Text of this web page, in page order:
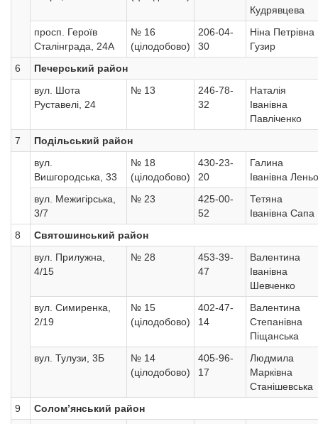
Кудрявцева
просп. Героїв
Сталінграда, 24А
№ 16
(цілодобово)
206-04-
30
Ніна Петрівна
Гузир
6
Печерський район
вул. Шота
Руставелі, 24
№ 13
246-78-
32
Наталія
Іванівна
Павліченко
7
Подільський район
вул.
Вишгородська, 33
№ 18
(цілодобово)
430-23-
20
Галина
Іванівна Леньо
вул. Межигірська,
3/7
№ 23
425-00-
52
Тетяна
Іванівна Сапа
8
Святошинський район
вул. Прилужна,
4/15
№ 28
453-39-
47
Валентина
Іванівна
Шевченко
вул. Симиренка,
2/19
№ 15
(цілодобово)
402-47-
14
Валентина
Степанівна
Піщанська
вул. Тулузи, 3Б
№ 14
(цілодобово)
405-96-
17
Людмила
Марківна
Станішевська
9
Солом’янський район